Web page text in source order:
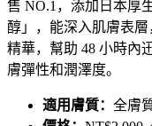
售 NO.1，添加日本厚
醇」，能深入肌膚表
精華，幫助 48 小時內
膚彈性和潤澤度。
適用膚質： 全膚